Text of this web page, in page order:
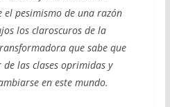
pesimismo de una razón
los claroscuros de la
que sabe que
las clases oprimidas y
en este mundo.